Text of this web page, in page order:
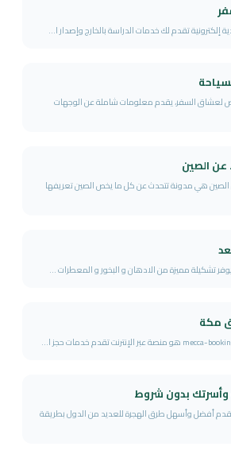
تقدم لك خدمات الدراسة بالخارج وإصدار ا...
السفر، يقدم معلومات شاملة عن الوجهات
الصين
هي مدونة تتحدث عن كل ما يخص الصين تعريفها
تشكيلة مميزة من الادهان و البخور و المعطرات ...
مكة
وأسرتك بدون شروط
أفضل وأسهل طرق الهجرة للعديد من الدول بطريقة